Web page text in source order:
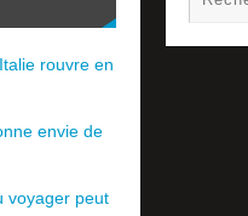
rouvre en
envie de
voyager peut